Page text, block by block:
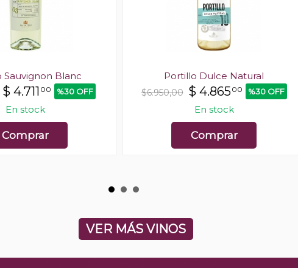
Sauvignon Blanc
$ 4.711 00 %30 OFF
En stock
Comprar
Portillo Dulce Natural
$6.950,00 $ 4.86500 %30 OFF
En stock
Comprar
VER MÁS VINOS